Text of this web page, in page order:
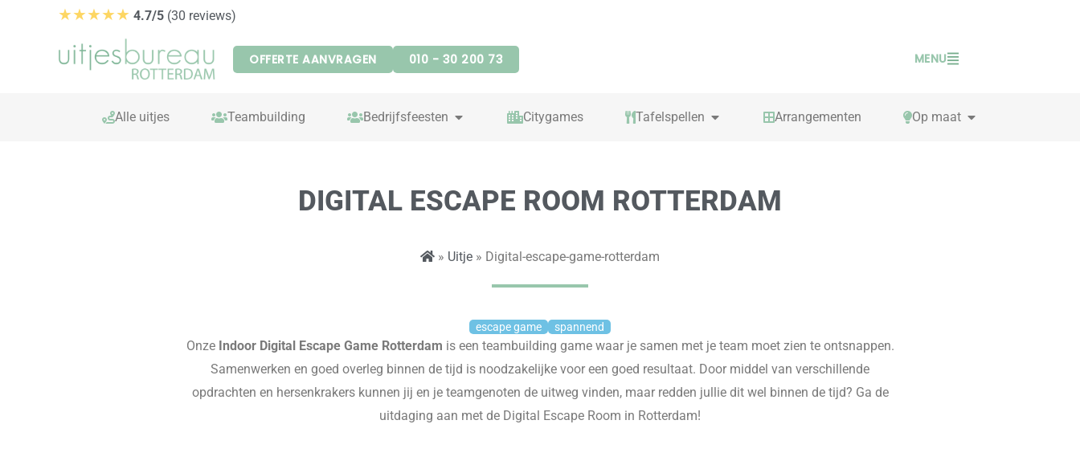
★★★★★ 4.7/5 (30 reviews)
OFFERTE AANVRAGEN 010 - 30 200 73 MENU
Alle uitjes Teambuilding Bedrijfsfeesten OPEN BEDRIJFSFEESTEN
Citygames Tafelspellen OPEN TAFELSPELLEN
Arrangementen Op maat OPEN OP MAAT
DIGITAL ESCAPE ROOM ROTTERDAM
» Uitje » Digital-escape-game-rotterdam
escape game spannend
Onze Indoor Digital Escape Game Rotterdam is een teambuilding gamewaar je samen met je team moet zien te ontsnappen.
Samenwerken en goed overleg binnen de tijd is noodzakelijke voor een goed resultaat. Door middel van verschillende
opdrachten en hersenkrakers kunnen jij en je teamgenoten de uitweg vinden, maar redden jullie dit wel binnen de tijd? Ga de
uitdaging aan met de Digital Escape Room in Rotterdam!